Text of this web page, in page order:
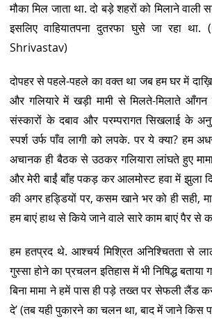
मौका मिल जाता था. दो बड़े शहरों को मिलाने
इसलिए वाहियातपना दुतरफा घुसे जा रहा
Shrivastav)
दोपहर से पहले-पहले का वक्त था जब हम घर में
और गलियारे में खड़ी मामी से मिलते-मिलाते आँगन
संस्कारों के दबाव और परम्परागत सिखलाई के
स्पर्श उर्फ पाँव लागी को लपके. पर ये क्या? हम
अचानक ही बैठक से उठकर गलियारा लांघते हुए
और मेरी बाईं बाँह पकड़ कर आलमोस्ट हवा में झुला
की अगर हड्डियों पर, कसम खाने भर को ही सही,
हम बाएं हाथ से किये जाने वाले सारे काम बाएं पैर से
हम हतप्रद थे. आश्चर्य मिश्रित अनिश्चितता से
गुस्सा होने का प्रचलन इतिहास में भी निषिद्ध बताया
बिना मामा ने हमें पास ही पड़े तख्त पर सेफली लैंड
दे’ (तब यही पुकारने का चलन था, बाद में जाने किस